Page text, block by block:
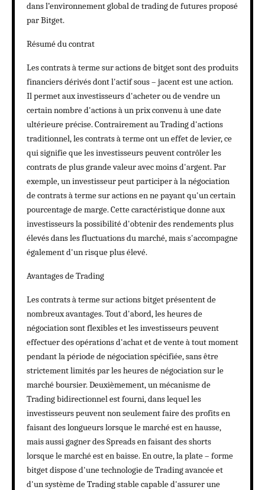
dans l’environnement global de trading de futures proposé
par Bitget.
Résumé du contrat
Les contrats à terme sur actions de bitget sont des produits
financiers dérivés dont l'actif sous – jacent est une action.
Il permet aux investisseurs d'acheter ou de vendre un
certain nombre d'actions à un prix convenu à une date
ultérieure précise. Contrairement au Trading d'actions
traditionnel, les contrats à terme ont un effet de levier, ce
qui signifie que les investisseurs peuvent contrôler les
contrats de plus grande valeur avec moins d'argent. Par
exemple, un investisseur peut participer à la négociation
de contrats à terme sur actions en ne payant qu'un certain
pourcentage de marge. Cette caractéristique donne aux
investisseurs la possibilité d'obtenir des rendements plus
élevés dans les fluctuations du marché, mais s'accompagne
également d'un risque plus élevé.
Avantages de Trading
Les contrats à terme sur actions bitget présentent de
nombreux avantages. Tout d'abord, les heures de
négociation sont flexibles et les investisseurs peuvent
effectuer des opérations d'achat et de vente à tout moment
pendant la période de négociation spécifiée, sans être
strictement limités par les heures de négociation sur le
marché boursier. Deuxièmement, un mécanisme de
Trading bidirectionnel est fourni, dans lequel les
investisseurs peuvent non seulement faire des profits en
faisant des longueurs lorsque le marché est en hausse,
mais aussi gagner des Spreads en faisant des shorts
lorsque le marché est en baisse. En outre, la plate – forme
bitget dispose d'une technologie de Trading avancée et
d'un système de Trading stable capable d'assurer une